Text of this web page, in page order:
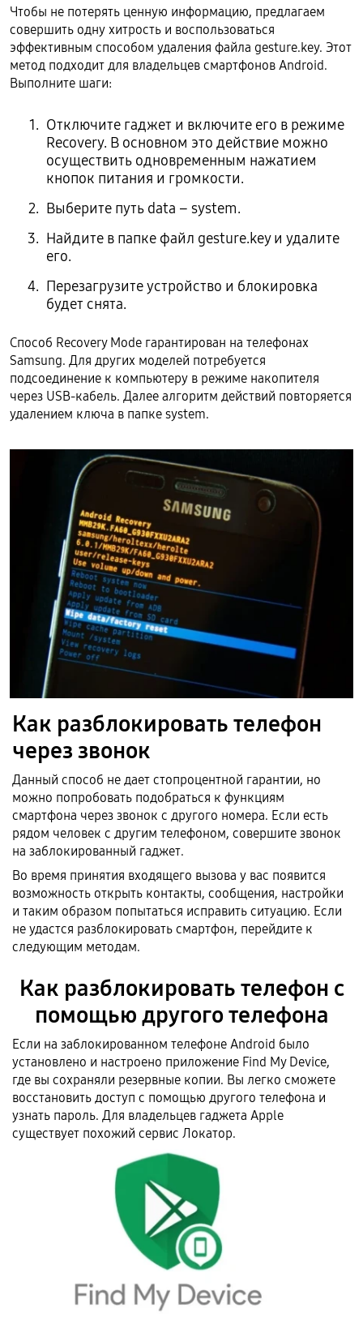
Чтобы не потерять ценную информацию, предлагаем
совершить одну хитрость и воспользоваться
эффективным способом удаления файла gesture.key. Этот
метод подходит для владельцев смартфонов Android.
Выполните шаги:
Отключите гаджет и включите его в режиме
Recovery. В основном это действие можно
осуществить одновременным нажатием
кнопок питания и громкости.
Выберите путь data – system.
Найдите в папке файл gesture.key и удалите
его.
Перезагрузите устройство и блокировка
будет снята.
Способ Recovery Mode гарантирован на телефонах
Samsung. Для других моделей потребуется
подсоединение к компьютеру в режиме накопителя
через USB-кабель. Далее алгоритм действий повторяется
удалением ключа в папке system.
Как разблокировать телефон
через звонок
Данный способ не дает стопроцентной гарантии, но
можно попробовать подобраться к функциям
смартфона через звонок с другого номера. Если есть
рядом человек с другим телефоном, совершите звонок
на заблокированный гаджет.
Во время принятия входящего вызова у вас появится
возможность открыть контакты, сообщения, настройки
и таким образом попытаться исправить ситуацию. Если
не удастся разблокировать смартфон, перейдите к
следующим методам.
Как разблокировать телефон с
помощью другого телефона
Если на заблокированном телефоне Android было
установлено и настроено приложение Find My Device,
где вы сохраняли резервные копии. Вы легко сможете
восстановить доступ с помощью другого телефона и
узнать пароль. Для владельцев гаджета Apple
существует похожий сервис Локатор.